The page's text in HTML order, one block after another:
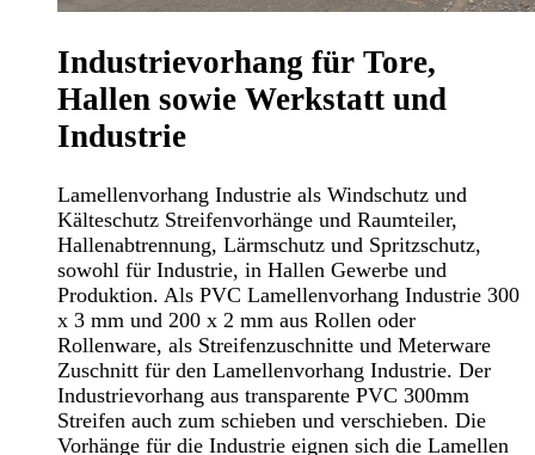
Industrievorhang für Tore,
Hallen sowie Werkstatt und
Industrie
Lamellenvorhang Industrie als Windschutz und
Kälteschutz Streifenvorhänge und Raumteiler,
Hallenabtrennung, Lärmschutz und Spritzschutz,
sowohl für Industrie, in Hallen Gewerbe und
Produktion. Als PVC Lamellenvorhang Industrie 300
x 3 mm und 200 x 2 mm aus Rollen oder
Rollenware, als Streifenzuschnitte und Meterware
Zuschnitt für den Lamellenvorhang Industrie. Der
Industrievorhang aus transparente PVC 300mm
Streifen auch zum schieben und verschieben. Die
Vorhänge für die Industrie eignen sich die Lamellen